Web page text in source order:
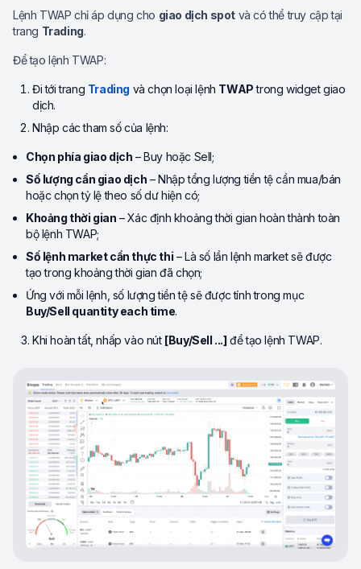
Lệnh TWAP chỉ áp dụng cho giao dịch spot và có thể truy cập tại
trang Trading.
Để tạo lệnh TWAP:
Đi tới trang Trading và chọn loại lệnh TWAPtrong widget giao
dịch.
Nhập các tham số của lệnh:
Chọn phía giao dịch – Buy hoặc Sell;
Số lượng cần giao dịch – Nhập tổng lượng tiền tệ cần mua/bán
hoặc chọn tỷ lệ theo số dư hiện có;
Khoảng thời gian – Xác định khoảng thời gian hoàn thành toàn
bộ lệnh TWAP;
Số lệnh market cần thực thi – Là số lần lệnh market sẽ được
tạo trong khoảng thời gian đã chọn;
Ứng với mỗi lệnh, số lượng tiền tệ sẽ được tính trong mục
Buy/Sell quantity each time.
Khi hoàn tất, nhấp vào nút [Buy/Sell ...] để tạo lệnh TWAP.